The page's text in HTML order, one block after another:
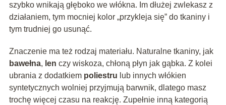
szybko wnikają głęboko we włókna. Im dłużej zwlekasz z
działaniem, tym mocniej kolor „przykleja się” do tkaniny i
tym trudniej go usunąć.
Znaczenie ma też rodzaj materiału. Naturalne tkaniny, jak
bawełna, len czy wiskoza, chłoną płyn jak gąbka. Z kolei
ubrania z dodatkiem poliestru lub innych włókien
syntetycznych wolniej przyjmują barwnik, dlatego masz
trochę więcej czasu na reakcję. Zupełnie inną kategorią